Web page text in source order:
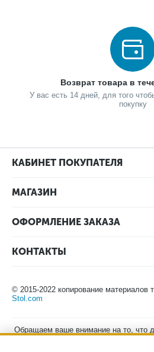
Возврат товара в
У вас есть 14 дней, для того
покупку
КАБИНЕТ ПОКУПАТЕЛЯ
МАГАЗИН
ОФОРМЛЕНИЕ ЗАКАЗА
КОНТАКТЫ
© 2015-2022 копирование материалов
Stol.com
Обращаем ваше внимание на то, что